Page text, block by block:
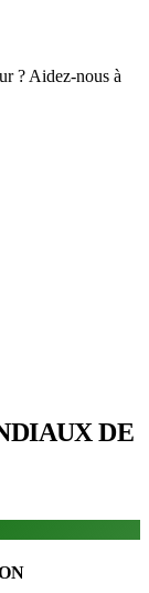
? Aidez-nous à
DE